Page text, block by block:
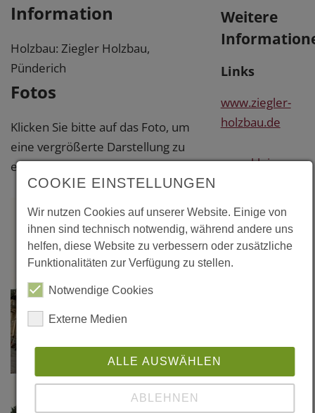
Information
Holzbau: Ziegler Holzbau,
Pünderich
Fotos
Klicken Sie bitte auf das Foto, um
eine vergrößerte Darstellung zu
erhalten.
Weitere
Links
www.ziegler-
holzbau.de
www.klein-
COOKIE EINSTELLUNGEN
Wir nutzen Cookies auf unserer Website. Einige von
ihnen sind technisch notwendig, während andere uns
helfen, diese Website zu verbessern oder zusätzliche
Funktionalitäten zur Verfügung zu stellen.
Notwendige Cookies
Externe Medien
ALLE AUSWÄHLEN
ABLEHNEN